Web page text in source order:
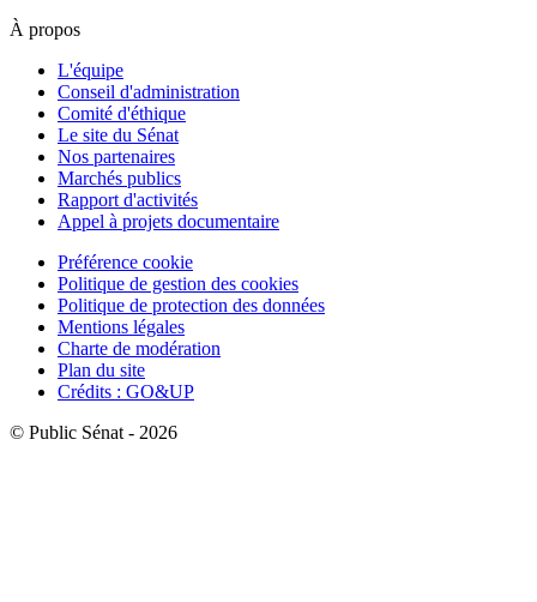
À propos
L'équipe
Conseil d'administration
Comité d'éthique
Le site du Sénat
Nos partenaires
Marchés publics
Rapport d'activités
Appel à projets documentaire
Préférence cookie
Politique de gestion des cookies
Politique de protection des données
Mentions légales
Charte de modération
Plan du site
Crédits : GO&UP
© Public Sénat - 2026